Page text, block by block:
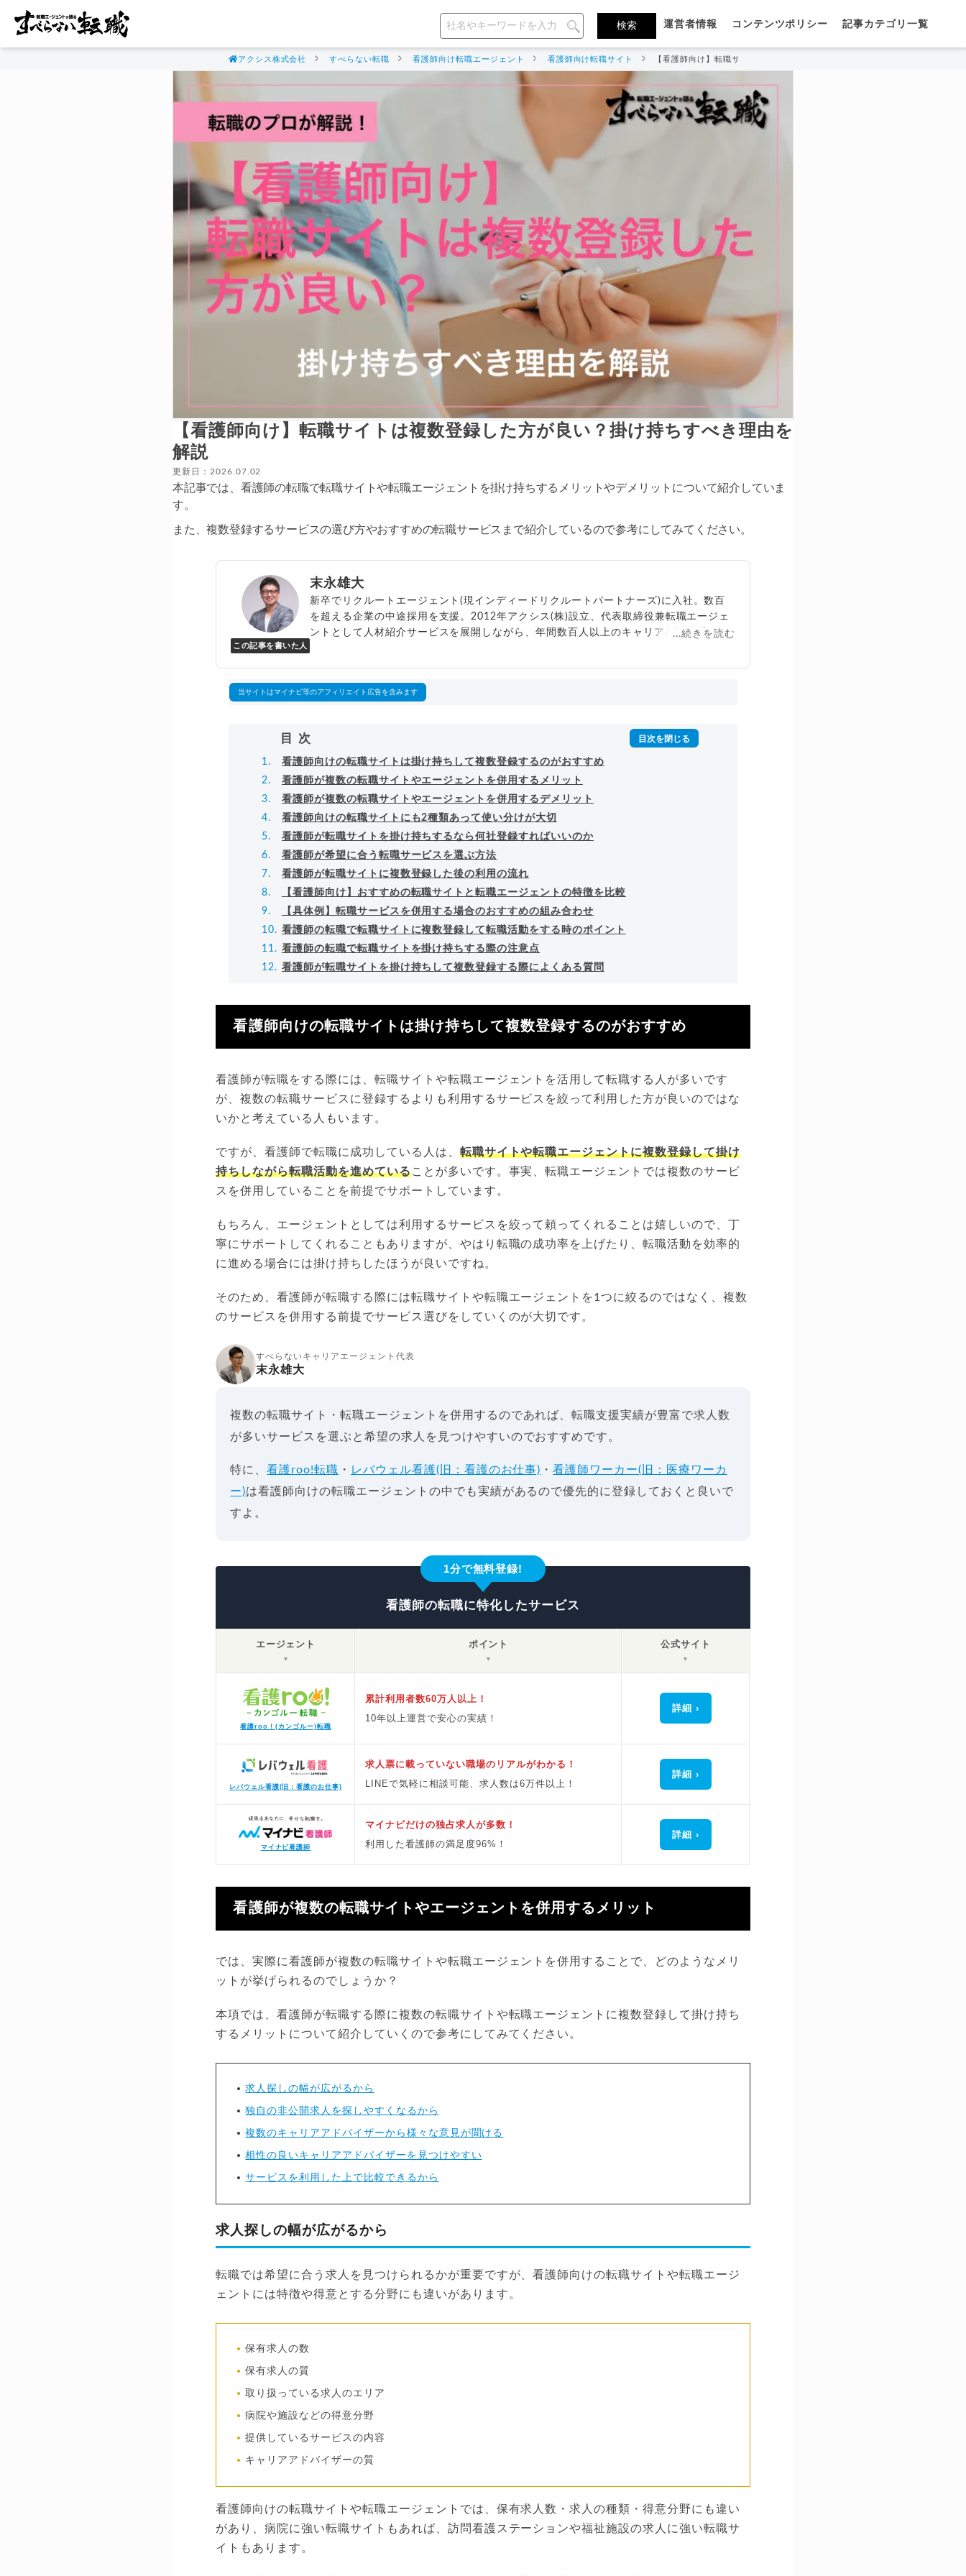
運営者情報 コンテンツポリシー 記事カテゴリ一覧
アクシス株式会社 すべらない転職 看護師向け転職エージェント 看護師向け転職サイト 【看護師向け】転職サイトは複数登録した方が良い？掛け持ちすべき理由を解説
【看護師向け】転職サイトは複数登録した方が良い？掛け持ちすべき理由を
解説
更新日：2026.07.02
本記事では、看護師の転職で転職サイトや転職エージェントを掛け持ちするメリットやデメリットについて紹介していま
す。
また、複数登録するサービスの選び方やおすすめの転職サービスまで紹介しているので参考にしてみてください。
この記事を書いた人
末永雄大
新卒でリクルートエージェント(現インディードリクルートパートナーズ)に入社。数百
を超える企業の中途採用を支援。2012年アクシス(株)設立、代表取締役兼転職エージェ
ントとして人材紹介サービスを展開しながら、年間数百人以上のキャリア相談に乗る。
...続きを読む
当サイトはマイナビ等のアフィリエイト広告を含みます
目次
看護師向けの転職サイトは掛け持ちして複数登録するのがおすすめ
看護師が複数の転職サイトやエージェントを併用するメリット
看護師が複数の転職サイトやエージェントを併用するデメリット
看護師向けの転職サイトにも2種類あって使い分けが大切
看護師が転職サイトを掛け持ちするなら何社登録すればいいのか
看護師が希望に合う転職サービスを選ぶ方法
看護師が転職サイトに複数登録した後の利用の流れ
【看護師向け】おすすめの転職サイトと転職エージェントの特徴を比較
【具体例】転職サービスを併用する場合のおすすめの組み合わせ
看護師の転職で転職サイトに複数登録して転職活動をする時のポイント
看護師の転職で転職サイトを掛け持ちする際の注意点
看護師が転職サイトを掛け持ちして複数登録する際によくある質問
看護師向けの転職サイトは掛け持ちして複数登録するのがおすすめ
看護師が転職をする際には、転職サイトや転職エージェントを活用して転職する人が多いです
が、複数の転職サービスに登録するよりも利用するサービスを絞って利用した方が良いのではな
いかと考えている人もいます。
ですが、看護師で転職に成功している人は、 転職サイトや転職エージェントに複数登録して掛け
持ちしながら転職活動を進めていることが多いです。事実、転職エージェントでは複数のサービ
スを併用していることを前提でサポートしています。
もちろん、エージェントとしては利用するサービスを絞って頼ってくれることは嬉しいので、丁
寧にサポートしてくれることもありますが、やはり転職の成功率を上げたり、転職活動を効率的
に進める場合には掛け持ちしたほうが良いですね。
そのため、看護師が転職する際には転職サイトや転職エージェントを1つに絞るのではなく、複数
のサービスを併用する前提でサービス選びをしていくのが大切です。
すべらないキャリアエージェント代表
末永雄大
複数の転職サイト・転職エージェントを併用するのであれば、転職支援実績が豊富で求人数
が多いサービスを選ぶと希望の求人を見つけやすいのでおすすめです。
特に、看護roo!転職 ・ レバウェル看護(旧：看護のお仕事) ・看護師ワーカー(旧：医療ワーカ
ー)は看護師向けの転職エージェントの中でも実績があるので優先的に登録しておくと良いで
すよ。
1分で無料登録!
看護師の転職に特化したサービス
エージェント
▼
ポイント
▼
公式サイト
▼
看護roo！(カンゴルー)転職
累計利用者数60万人以上！
10年以上運営で安心の実績！
詳細
レバウェル看護(旧：看護のお仕事)
求人票に載っていない職場のリアルがわかる！
LINEで気軽に相談可能、求人数は6万件以上！
詳細
マイナビ看護師
マイナビだけの独占求人が多数！
利用した看護師の満足度96%！
詳細
看護師が複数の転職サイトやエージェントを併用するメリット
では、実際に看護師が複数の転職サイトや転職エージェントを併用することで、どのようなメリ
ットが挙げられるのでしょうか？
本項では、看護師が転職する際に複数の転職サイトや転職エージェントに複数登録して掛け持ち
するメリットについて紹介していくので参考にしてみてください。
求人探しの幅が広がるから
独自の非公開求人を探しやすくなるから
複数のキャリアアドバイザーから様々な意見が聞ける
相性の良いキャリアアドバイザーを見つけやすい
サービスを利用した上で比較できるから
求人探しの幅が広がるから
転職では希望に合う求人を見つけられるかが重要ですが、看護師向けの転職サイトや転職エージ
ェントには特徴や得意とする分野にも違いがあります。
保有求人の数
保有求人の質
取り扱っている求人のエリア
病院や施設などの得意分野
提供しているサービスの内容
キャリアアドバイザーの質
看護師向けの転職サイトや転職エージェントでは、保有求人数・求人の種類・得意分野にも違い
があり、病院に強い転職サイトもあれば、訪問看護ステーションや福祉施設の求人に強い転職サ
イトもあります。